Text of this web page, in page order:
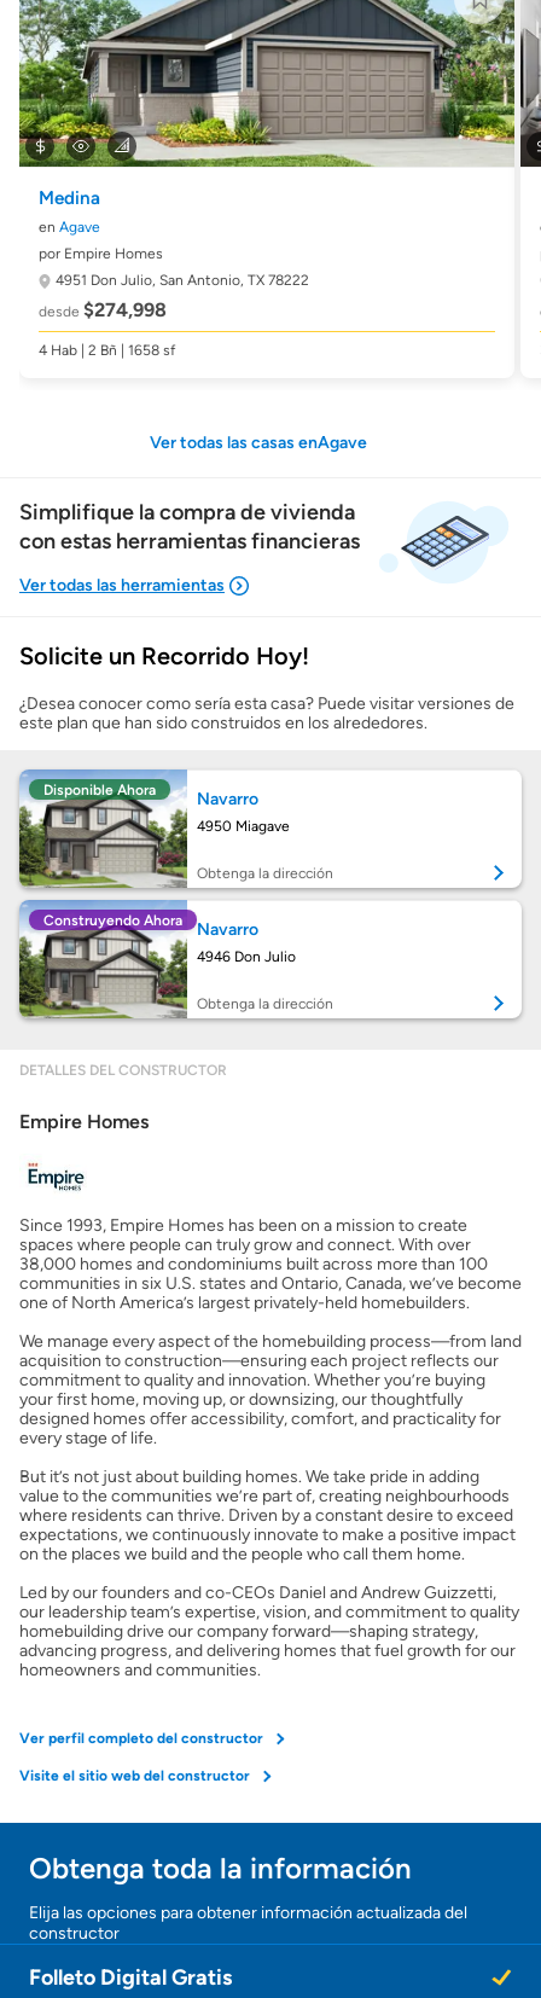
Medina
en Agave
por Empire Homes
4951 Don Julio, San Antonio, TX 78222
desde $274,998
4 Hab | 2 Bñ | 1658 sf
Ver todas las casas enAgave
Simplifique la compra de vivienda
con estas herramientas financieras
Mostrarme lo que puedo pagar
Costos casa nueva vs. usada
Obtener mi puntaje de crédito
Calcular mi hipoteca
Obtener Aprobación Previa
Preparar mi casa para la venta
Seguro de propietarios
Solicite un Recorrido Hoy!
¿Desea conocer como sería esta casa? Puede visitar versiones de
este plan que han sido construidos en los alrededores.
Disponible Ahora Navarro
4950 Miagave
Obtenga la dirección
Construyendo Ahora Navarro
4946 Don Julio
Obtenga la dirección
DETALLES DEL CONSTRUCTOR
Empire Homes
Since 1993, Empire Homes has been on a mission to create
spaces where people can truly grow and connect. With over
38,000 homes and condominiums built across more than 100
communities in six U.S. states and Ontario, Canada, we’ve become
one of North America’s largest privately-held homebuilders.
We manage every aspect of the homebuilding process—from land
acquisition to construction—ensuring each project reflects our
commitment to quality and innovation. Whether you’re buying
your first home, moving up, or downsizing, our thoughtfully
designed homes offer accessibility, comfort, and practicality for
every stage of life.
But it’s not just about building homes. We take pride in adding
value to the communities we’re part of, creating neighbourhoods
where residents can thrive. Driven by a constant desire to exceed
expectations, we continuously innovate to make a positive impact
on the places we build and the people who call them home.
Led by our founders and co-CEOs Daniel and Andrew Guizzetti,
our leadership team’s expertise, vision, and commitment to quality
homebuilding drive our company forward—shaping strategy,
advancing progress, and delivering homes that fuel growth for our
homeowners and communities.
Ver perfil completo del constructor
Visite el sitio web del constructor
Obtenga toda la información
Elija las opciones para obtener información actualizada del
constructor
Folleto Digital Gratis